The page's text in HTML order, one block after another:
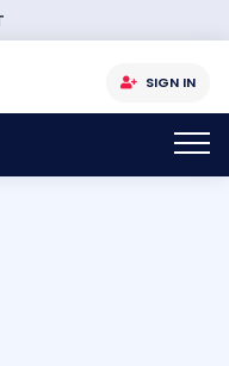
SIGN IN